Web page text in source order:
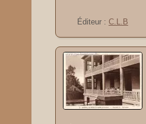
Éditeur : C.L.B